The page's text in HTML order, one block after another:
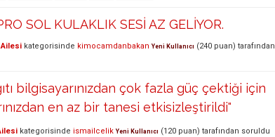
SOL KULAKLIK SESİ AZ GELİYOR.
kategorisinde kimocamdanbakan Yeni Kullanıcı (240 puan) tarafından
bilgisayarınızdan çok fazla güç çektiği için
en az bir tanesi etkisizleştirildi"
kategorisinde ismailcelik Yeni Kullanıcı (120 puan) tarafından soruldu